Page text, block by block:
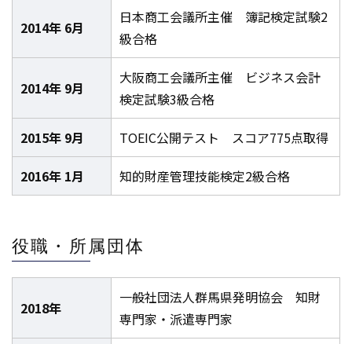
2014年 6月
日本商工会議所主催 簿記検定試験2
級合格
2014年 9月
大阪商工会議所主催 ビジネス会計
検定試験3級合格
2015年 9月 TOEIC公開テスト スコア775点取得
2016年 1月 知的財産管理技能検定2級合格
役職・所属団体
2018年
一般社団法人群馬県発明協会 知財
専門家・派遣専門家